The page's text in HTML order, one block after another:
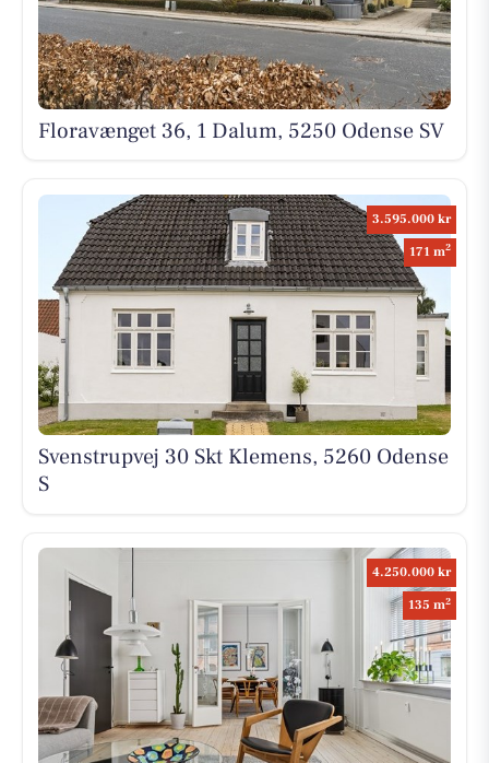
Floravænget 36, 1 Dalum, 5250 Odense SV
3.595.000 kr
171 m2
Svenstrupvej 30 Skt Klemens, 5260 Odense
S
4.250.000 kr
135 m2